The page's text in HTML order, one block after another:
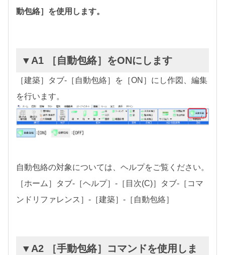
動包絡］を使用します。
▼A1 ［自動包絡］をONにします
［建築］タブ-［自動包絡］を［ON］にし作図、編集
を行います。
自動包絡の対象については、ヘルプをご覧ください。
［ホーム］タブ-［ヘルプ］-［目次(C)］タブ-［コマ
ンドリファレンス］-［建築］-［自動包絡］
▼A2 ［手動包絡］コマンドを使用しま